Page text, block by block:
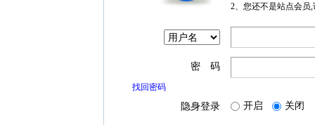
2、您还不是站点会员
密 码
找回密码
隐身登录 开启 关闭